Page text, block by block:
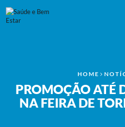
HOME
PROMOÇÃO ATÉ
NA FEIRA DE